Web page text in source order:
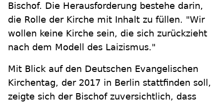
Bischof. Die Herausforderung bestehe darin,
die Rolle der Kirche mit Inhalt zu füllen. "Wir
wollen keine Kirche sein, die sich zurückzieht
nach dem Modell des Laizismus."
Mit Blick auf den Deutschen Evangelischen
Kirchentag, der 2017 in Berlin stattfinden soll,
zeigte sich der Bischof zuversichtlich, dass